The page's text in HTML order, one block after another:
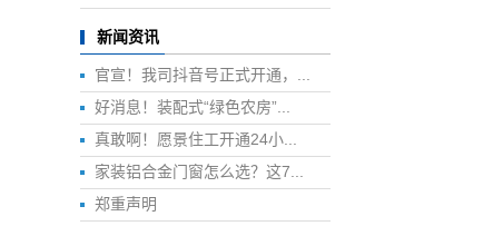
新闻资讯
官宣！我司抖音号正式开通，...
好消息！装配式“绿色农房”...
真敢啊！愿景住工开通24小...
家装铝合金门窗怎么选？这7...
郑重声明